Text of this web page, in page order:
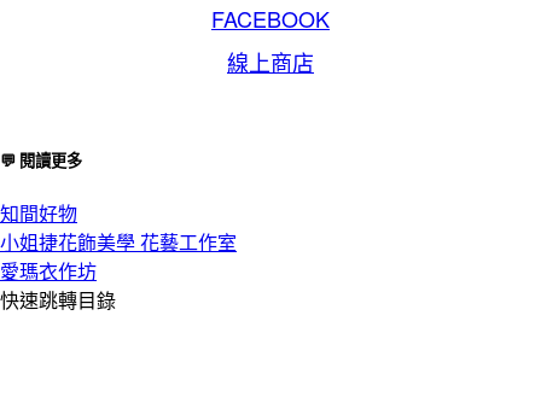
FACEBOOK
線上商店
💬 閱讀更多
知間好物
小姐捷花飾美學 花藝工作室
愛瑪衣作坊
快速跳轉目錄